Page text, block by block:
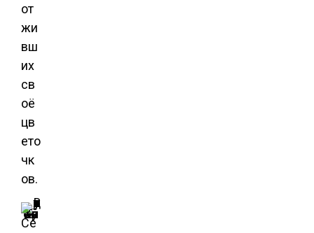
от
жи
вш
их
св
оё
цв
ето
чк
ов.
Петунья во всей своей красе
Се